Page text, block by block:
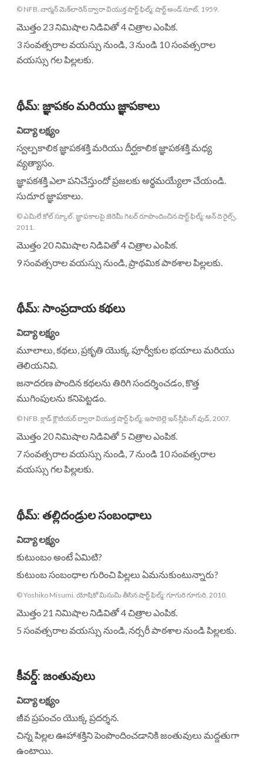
© NFB. నార్మన్ మెక్‌లారెన్ ద్వారా వియుక్త షార్ట్ ఫిల్మ్: షార్ట్ అండ్ సూట్, 1959.
మొత్తం 23 నిమిషాల నిడివితో 4 చిత్రాల ఎంపిక.
3 సంవత్సరాల వయస్సు నుండి, 3 నుండి 10 సంవత్సరాల
వయస్సు గల పిల్లలకు.
థీమ్: జ్ఞాపకం మరియు జ్ఞాపకాలు
విద్యా లక్ష్యం
స్వల్పకాలిక జ్ఞాపకశక్తి మరియు దీర్ఘకాలిక జ్ఞాపకశక్తి మధ్య
వ్యత్యాసం.
జ్ఞాపకశక్తి ఎలా పనిచేస్తుందో ప్రజలకు అర్థమయ్యేలా చేయండి.
సుదూర జ్ఞాపకాలు.
© ఎమిలే కోల్ స్కూల్. జ్ఞాపకాలపై జెరెమీ గిటర్ రూపొందించిన షార్ట్ ఫిల్మ్: ఆన్ ది రైల్స్,
2011.
మొత్తం 20 నిమిషాల నిడివితో 4 చిత్రాల ఎంపిక.
9 సంవత్సరాల వయస్సు నుండి, ప్రాథమిక పాఠశాల పిల్లలకు.
థీమ్: సాంప్రదాయ కథలు
విద్యా లక్ష్యం
మూలాలు, కథలు, ప్రకృతి యొక్క పూర్వీకుల భయాలు మరియు
తెలియనివి.
జనాదరణ పొందిన కథలను తిరిగి సందర్శించడం, కొత్త
ముగింపులను కనిపెట్టడం.
© NFB. క్లాడ్ క్లౌటియర్ ద్వారా వియుక్త షార్ట్ ఫిల్మ్: ఇసాబెల్లె ఇన్ స్లీపింగ్ వుడ్, 2007.
మొత్తం 20 నిమిషాల నిడివితో 5 చిత్రాల ఎంపిక.
7 సంవత్సరాల వయస్సు నుండి, 7 నుండి 10 సంవత్సరాల
వయస్సు గల పిల్లలకు.
థీమ్: తల్లిదండ్రుల సంబంధాలు
విద్యా లక్ష్యం
కుటుంబం అంటే ఏమిటి?
కుటుంబ సంబంధాల గురించి పిల్లలు ఏమనుకుంటున్నారు?
© Yoshiko Misumi. యోషికో మిసుమి తీసిన షార్ట్ ఫిల్మ్: గూగురి గూగురి, 2010.
మొత్తం 21 నిమిషాల నిడివితో 4 చిత్రాల ఎంపిక.
5 సంవత్సరాల వయస్సు నుండి, నర్సరీ పాఠశాల నుండి పిల్లలకు.
కీవర్డ్: జంతువులు
విద్యా లక్ష్యం
జీవ ప్రపంచం యొక్క ప్రదర్శన.
చిన్న పిల్లల ఊహాశక్తిని పెంపొందించడానికి జంతువులు మద్దతుగా
ఉంటాయి.